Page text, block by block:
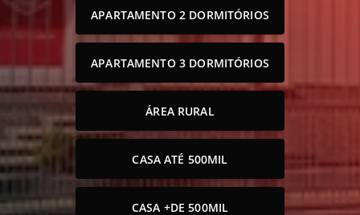
APARTAMENTO 2 DORMITÓRIOS
APARTAMENTO 3 DORMITÓRIOS
ÁREA RURAL
CASA ATÉ 500MIL
CASA +DE 500MIL